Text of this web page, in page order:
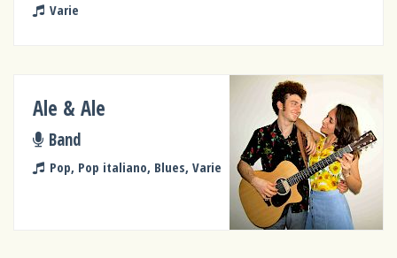
Varie
Ale & Ale
Band
Pop, Pop italiano, Blues, Varie